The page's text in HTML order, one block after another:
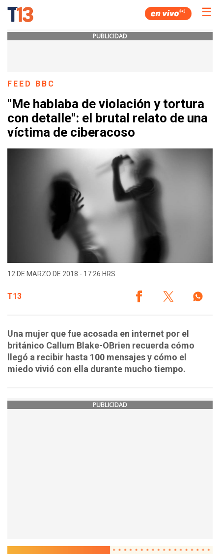
☰
PUBLICIDAD
FEED BBC
"Me hablaba de violación y tortura
con detalle": el brutal relato de una
víctima de ciberacoso
12 DE MARZO DE 2018 - 17:26 HRS.
T13
Una mujer que fue acosada en internet por el
británico Callum Blake-OBrien recuerda cómo
llegó a recibir hasta 100 mensajes y cómo el
miedo vivió con ella durante mucho tiempo.
PUBLICIDAD